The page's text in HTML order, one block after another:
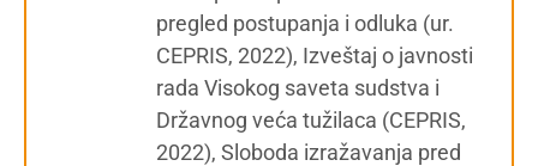
pregled postupanja i odluka (ur.
CEPRIS, 2022), Izveštaj o javnosti
rada Visokog saveta sudstva i
Državnog veća tužilaca (CEPRIS,
2022), Sloboda izražavanja pred